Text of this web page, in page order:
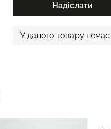
Надіслати
У даного товару немає